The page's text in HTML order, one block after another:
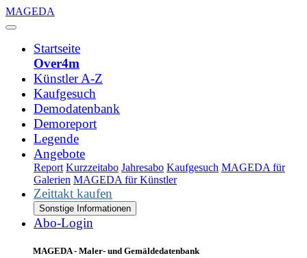
MAGEDA
Startseite
Over4m
Künstler A-Z
Kaufgesuch
Demodatenbank
Demoreport
Legende
Angebote
Report Kurzzeitabo Jahresabo Kaufgesuch MAGEDA für
Galerien MAGEDA für Künstler
Zeittakt kaufen
Sonstige Informationen
Abo-Login
MAGEDA - Maler- und Gemäldedatenbank